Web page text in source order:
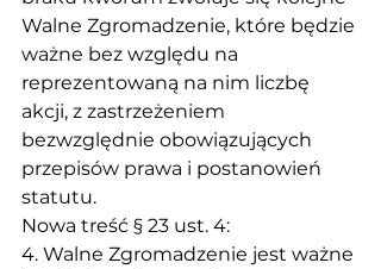
Walne Zgromadzenie, które będzie
ważne bez względu na
reprezentowaną na nim liczbę
akcji, z zastrzeżeniem
bezwzględnie obowiązujących
przepisów prawa i postanowień
statutu.
Nowa treść § 23 ust. 4:
4. Walne Zgromadzenie jest ważne